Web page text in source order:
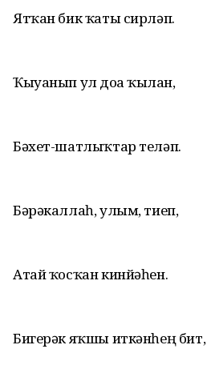
Ятҡан бик ҡаты сирләп.
Ҡыуанып ул доға ҡылған,
Бәхет-шатлыҡтар теләп.
Бәрәкаллаһ, улым, тиеп,
Атай ҡосҡан кинйәһен.
Бигерәк яҡшы иткәнһең бит,